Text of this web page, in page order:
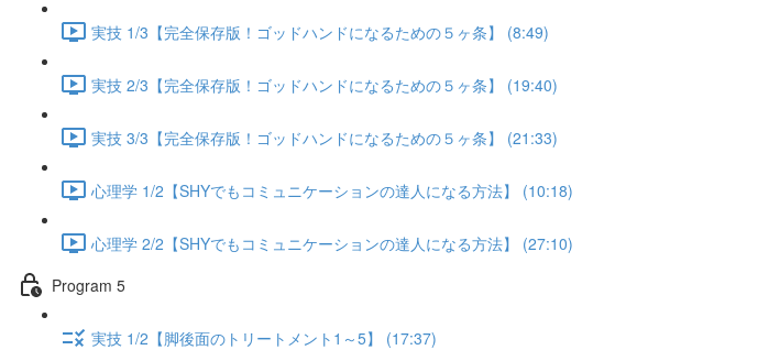
実技 1/3【完全保存版！ゴッドハンドになるための５ヶ条】 (8:49)
実技 2/3【完全保存版！ゴッドハンドになるための５ヶ条】 (19:40)
実技 3/3【完全保存版！ゴッドハンドになるための５ヶ条】 (21:33)
心理学 1/2【SHYでもコミュニケーションの達人になる方法】 (10:18)
心理学 2/2【SHYでもコミュニケーションの達人になる方法】 (27:10)
Program 5
実技 1/2【脚後面のトリートメント1～5】 (17:37)